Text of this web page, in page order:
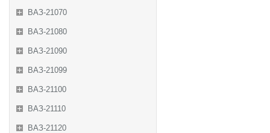
ВАЗ-21070
ВАЗ-21080
ВАЗ-21090
ВАЗ-21099
ВАЗ-21100
ВАЗ-21110
ВАЗ-21120